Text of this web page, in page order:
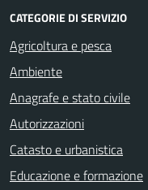
CATEGORIE DI SERVIZIO
Agricoltura e pesca
Ambiente
Anagrafe e stato civile
Autorizzazioni
Catasto e urbanistica
Educazione e formazione